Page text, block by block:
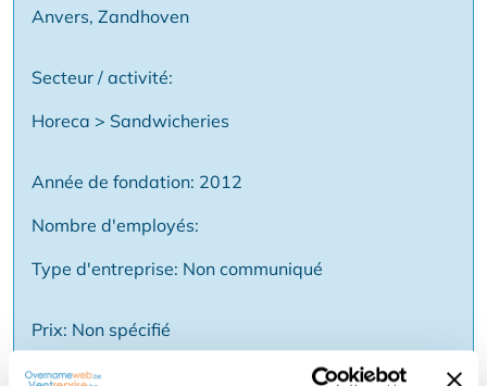
Anvers, Zandhoven
Secteur / activité:
Horeca > Sandwicheries
Année de fondation: 2012
Nombre d'employés:
Type d'entreprise: Non communiqué
Prix: Non spécifié
Raison: